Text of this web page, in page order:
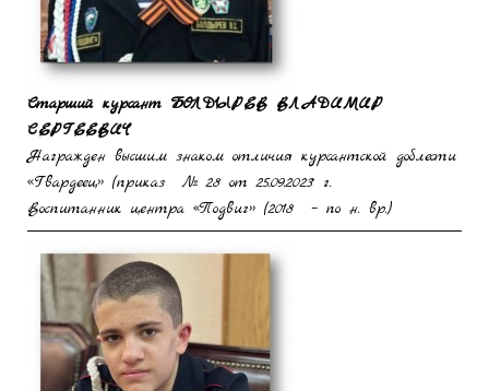
Старший курсант БОЛДЫРЕВ ВЛАДИМИР
СЕРГЕЕВИЧ
Награжден высшим знаком отличия курсантской доблести
«Гвардеец» (приказ № 28 от 25.09.2023 г.
Воспитанник центра «Подвиг» (2018 – по н. вр.)